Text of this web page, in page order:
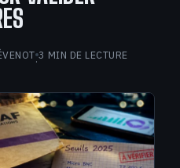
·3 MIN DE LECTURE